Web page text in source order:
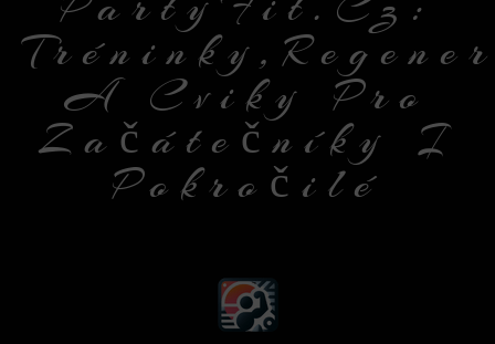
A Cviky Pro
Začátečníky I
Pokročilé